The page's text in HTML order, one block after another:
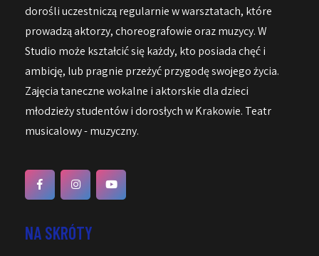
dorośli uczestniczą regularnie w warsztatach, które
prowadzą aktorzy, choreografowie oraz muzycy. W
Studio może kształcić się każdy, kto posiada chęć i
ambicję, lub pragnie przeżyć przygodę swojego życia.
Zajęcia taneczne wokalne i aktorskie dla dzieci
młodzieży studentów i dorosłych w Krakowie. Teatr
musicalowy - muzyczny.
NA SKRÓTY